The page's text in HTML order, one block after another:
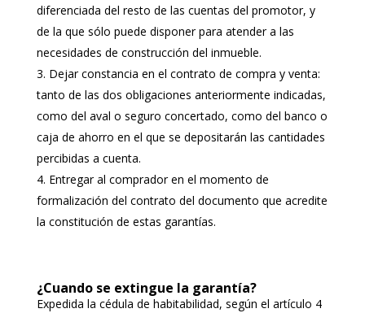
diferenciada del resto de las cuentas del promotor, y
de la que sólo puede disponer para atender a las
necesidades de construcción del inmueble.
Dejar constancia en el contrato de compra y venta:
tanto de las dos obligaciones anteriormente indicadas,
como del aval o seguro concertado, como del banco o
caja de ahorro en el que se depositarán las cantidades
percibidas a cuenta.
Entregar al comprador en el momento de
formalización del contrato del documento que acredite
la constitución de estas garantías.
¿Cuando se extingue la garantía?
Expedida la cédula de habitabilidad, según el artículo 4